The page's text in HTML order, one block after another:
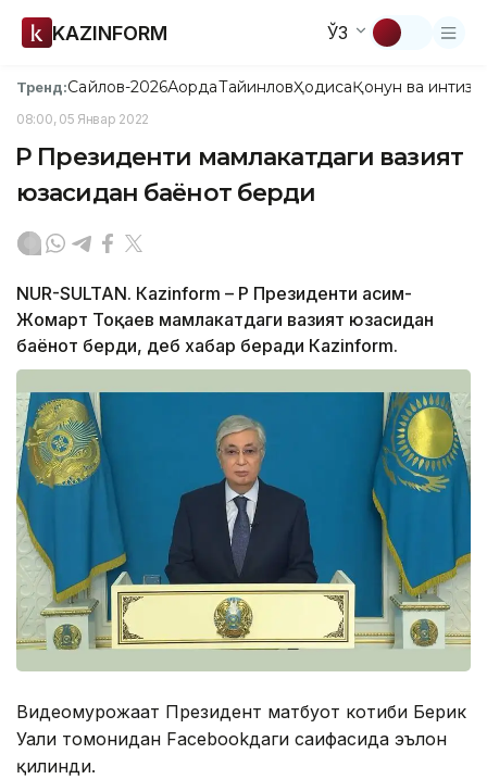
KAZINFORM ЎЗ
Тренд:Сайлов-2026АқордаТайинловҲодисаҚонун ва
08:00, 05 Январ 2022
ҚР Президенти мамлакатдаги вазият
юзасидан баёнот берди
NUR-SULTAN. Кazinform – ҚР Президенти Қасим-
Жомарт Тоқаев мамлакатдаги вазият юзасидан
баёнот берди, деб хабар беради Кazinform.
Видеомурожаат Президент матбуот котиби Берик
Уали томонидан Facebookдаги саҳифасида эълон
қилинди.